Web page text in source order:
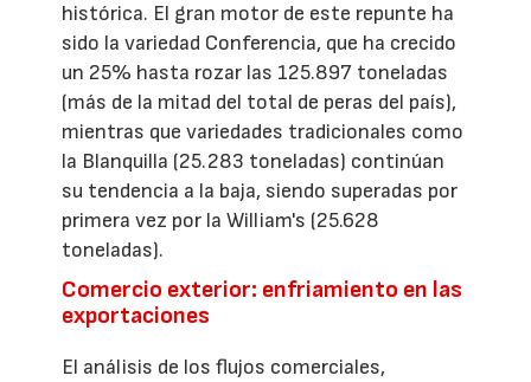
histórica. El gran motor de este repunte ha
sido la variedad Conferencia, que ha crecido
un 25% hasta rozar las 125.897 toneladas
(más de la mitad del total de peras del país),
mientras que variedades tradicionales como
la Blanquilla (25.283 toneladas) continúan
su tendencia a la baja, siendo superadas por
primera vez por la William's (25.628
toneladas).
Comercio exterior: enfriamiento en las
exportaciones
El análisis de los flujos comerciales,